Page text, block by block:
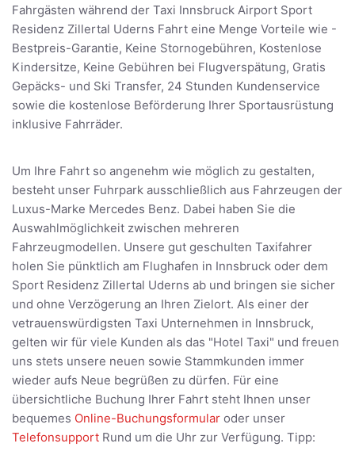
Fahrgästen während der Taxi Innsbruck Airport Sport
Residenz Zillertal Uderns Fahrt eine Menge Vorteile wie -
Bestpreis-Garantie, Keine Stornogebühren, Kostenlose
Kindersitze, Keine Gebühren bei Flugverspätung, Gratis
Gepäcks- und Ski Transfer, 24 Stunden Kundenservice
sowie die kostenlose Beförderung Ihrer Sportausrüstung
inklusive Fahrräder.
Um Ihre Fahrt so angenehm wie möglich zu gestalten,
besteht unser Fuhrpark ausschließlich aus Fahrzeugen der
Luxus-Marke Mercedes Benz. Dabei haben Sie die
Auswahlmöglichkeit zwischen mehreren
Fahrzeugmodellen. Unsere gut geschulten Taxifahrer
holen Sie pünktlich am Flughafen in Innsbruck oder dem
Sport Residenz Zillertal Uderns ab und bringen sie sicher
und ohne Verzögerung an Ihren Zielort. Als einer der
vetrauenswürdigsten Taxi Unternehmen in Innsbruck,
gelten wir für viele Kunden als das "Hotel Taxi" und freuen
uns stets unsere neuen sowie Stammkunden immer
wieder aufs Neue begrüßen zu dürfen. Für eine
übersichtliche Buchung Ihrer Fahrt steht Ihnen unser
bequemes Online-Buchungsformular oder unser
Telefonsupport Rund um die Uhr zur Verfügung. Tipp: